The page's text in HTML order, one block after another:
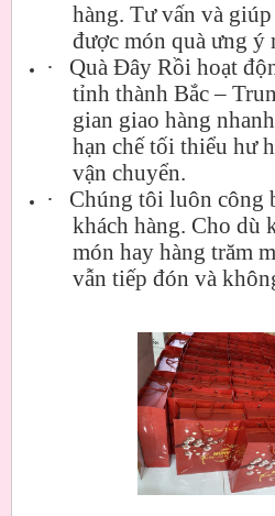
hàng. Tư vấn và
được món quà ưng ý
·
Quà Đây Rồi hoạt
tỉnh thành Bắc –
gian giao hàng
hạn chế tối thiểu hư
vận chuyển.
·
Chúng tôi luôn công
khách hàng. Cho dù
món hay hàng trăm
vẫn tiếp đón và